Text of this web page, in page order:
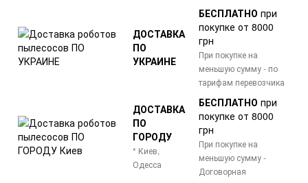
ДОСТАВКА
ПО
УКРАИНЕ
БЕСПЛАТНО при
покупке от 8000
грн
При покупке на
меньшую сумму - по
тарифам перевозчика
ДОСТАВКА
ПО
ГОРОДУ
* Киев,
Одесса
БЕСПЛАТНО при
покупке от 8000
грн
При покупке на
меньшую сумму -
Договорная